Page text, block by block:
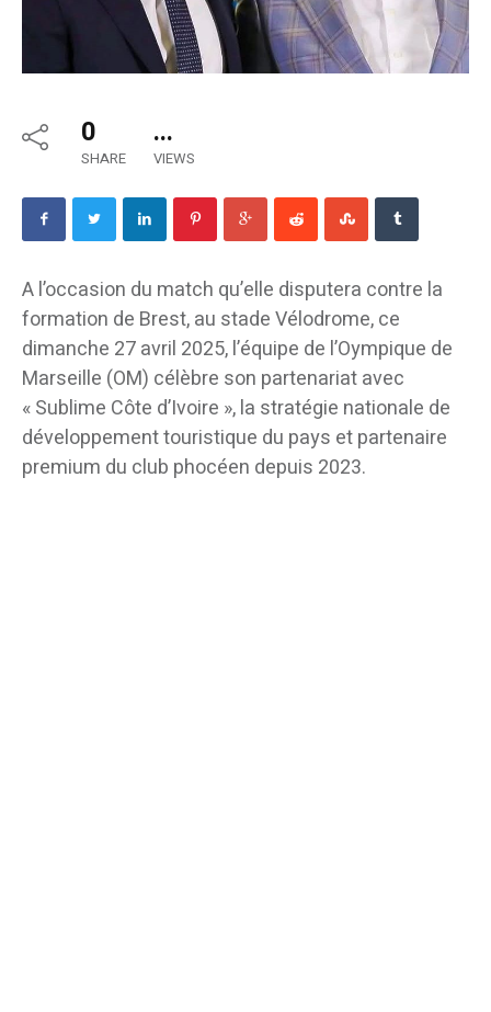
0
SHARE
...
VIEWS
A l’occasion du match qu’elle disputera contre la
formation de Brest, au stade Vélodrome, ce
dimanche 27 avril 2025, l’équipe de l’Oympique de
Marseille (OM) célèbre son partenariat avec
« Sublime Côte d’Ivoire », la stratégie nationale de
développement touristique du pays et partenaire
premium du club phocéen depuis 2023.